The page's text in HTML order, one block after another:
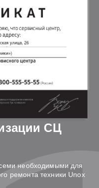
СЦ
необходимыми для
ремонта техники Unox